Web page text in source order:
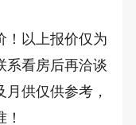
！以上报价仅为
系看房后再洽谈
供仅供参考，